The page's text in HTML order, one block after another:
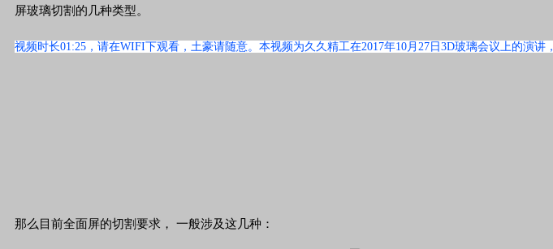
屏玻璃切割的几种类型。
视频时长01:25，请在WIFI下观看，土豪请随意。本视频为久久精工在2017年10月27日3D玻璃会议上的演讲，
那么目前全面屏的切割要求， 一般涉及这几种：